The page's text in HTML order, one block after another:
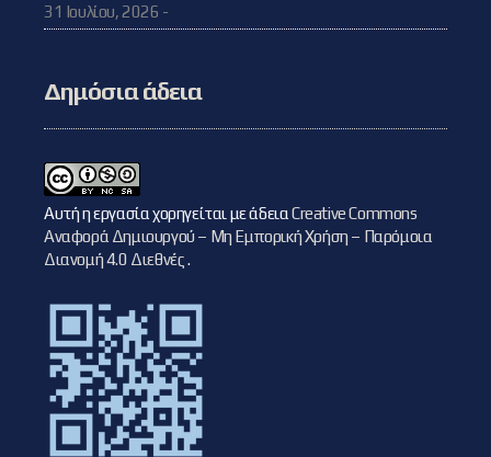
31 Ιουλίου, 2026 -
Δημόσια άδεια
Αυτή η εργασία χορηγείται με άδειαCreative Commons
Αναφορά Δημιουργού – Μη Εμπορική Χρήση – Παρόμοια
Διανομή 4.0 Διεθνές.